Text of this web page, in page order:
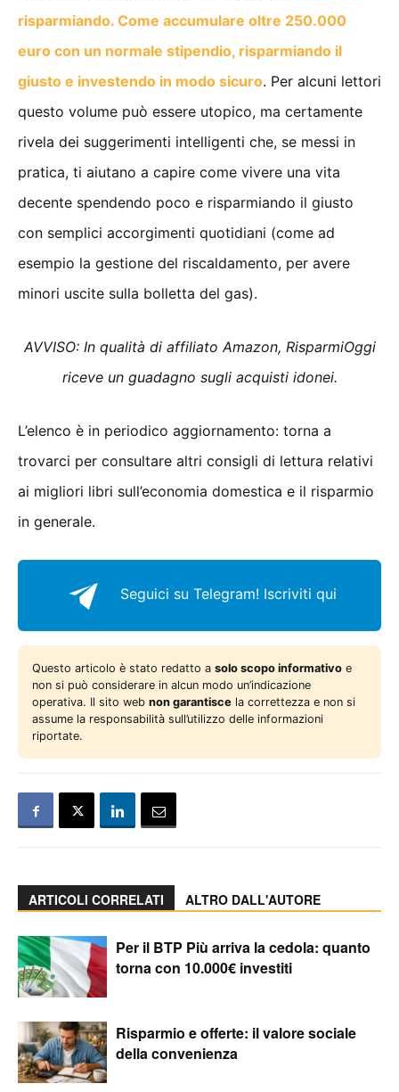
risparmiando. Come accumulare oltre 250.000
euro con un normale stipendio, risparmiando il
giusto e investendo in modo sicuro. Per alcuni lettori
questo volume può essere utopico, ma certamente
rivela dei suggerimenti intelligenti che, se messi in
pratica, ti aiutano a capire come vivere una vita
decente spendendo poco e risparmiando il giusto
con semplici accorgimenti quotidiani (come ad
esempio la gestione del riscaldamento, per avere
minori uscite sulla bolletta del gas).
AVVISO: In qualità di affiliato Amazon, RisparmiOggi
riceve un guadagno sugli acquisti idonei.
L’elenco è in periodico aggiornamento: torna a
trovarci per consultare altri consigli di lettura relativi
ai migliori libri sull’economia domestica e il risparmio
in generale.
Seguici su Telegram! Iscriviti qui
Questo articolo è stato redatto a solo scopo informativo e
non si può considerare in alcun modo un’indicazione
operativa. Il sito web non garantisce la correttezza e non si
assume la responsabilità sull’utilizzo delle informazioni
riportate.
ARTICOLI CORRELATI ALTRO DALL'AUTORE
Per il BTP Più arriva la cedola: quanto
torna con 10.000€ investiti
Risparmio e offerte: il valore sociale
della convenienza